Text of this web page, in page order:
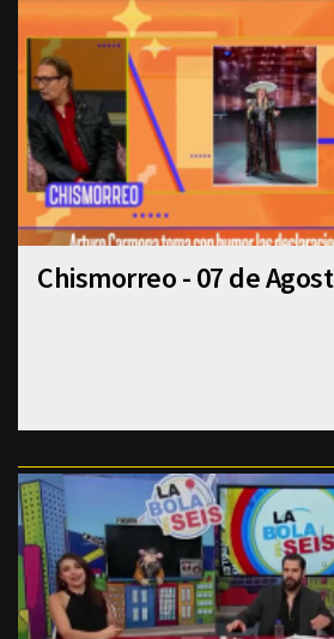
Chismorreo - 07 de